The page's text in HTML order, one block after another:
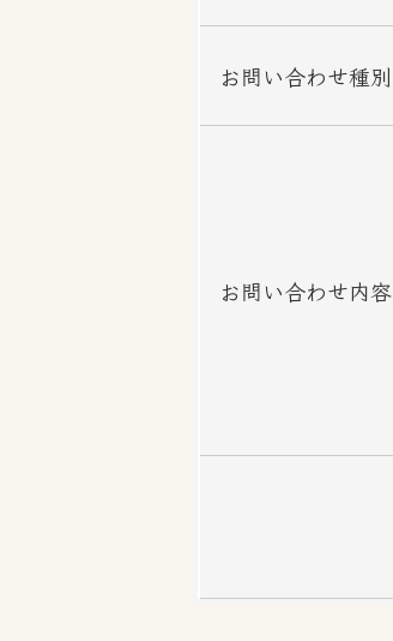
お問い合わせ種別
お問い合わせ内容